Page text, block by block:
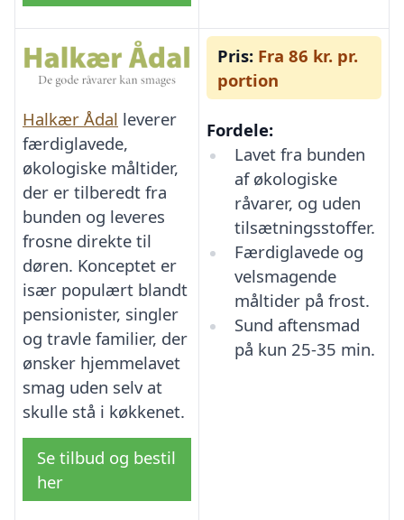
Halkær Ådal leverer
færdiglavede,
økologiske måltider,
der er tilberedt fra
bunden og leveres
frosne direkte til
døren. Konceptet er
især populært blandt
pensionister, singler
og travle familier, der
ønsker hjemmelavet
smag uden selv at
skulle stå i køkkenet.
Se tilbud og bestil
her
Pris: Fra 86 kr. pr.
portion
Fordele:
Lavet fra bunden
af økologiske
råvarer, og uden
tilsætningsstoffer.
Færdiglavede og
velsmagende
måltider på frost.
Sund aftensmad
på kun 25-35 min.